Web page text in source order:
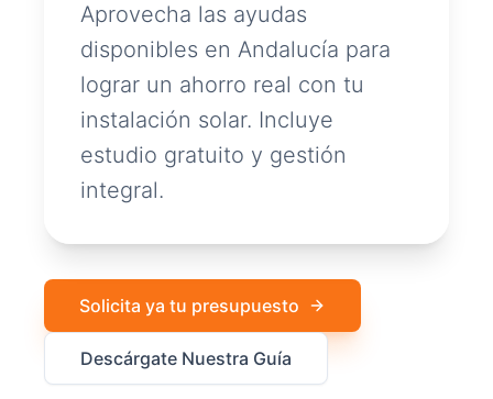
Aprovecha las ayudas
disponibles en Andalucía para
lograr un ahorro real con tu
instalación solar. Incluye
estudio gratuito y gestión
integral.
Solicita ya tu presupuesto
Descárgate Nuestra Guía